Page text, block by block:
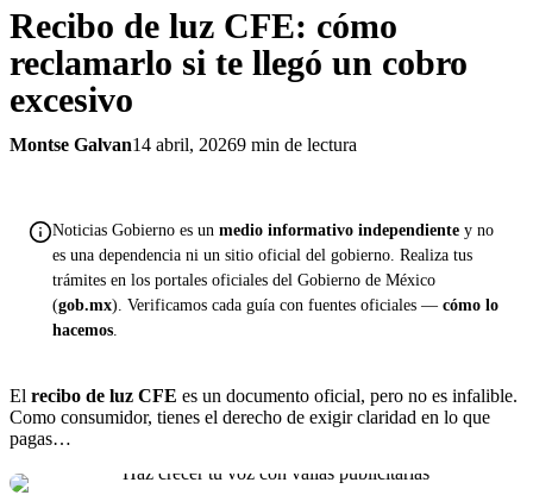
Recibo de luz CFE: cómo
reclamarlo si te llegó un cobro
excesivo
Montse Galvan14 abril, 20269 min de lectura
Noticias Gobierno es un medio informativo independiente y no
es una dependencia ni un sitio oficial del gobierno. Realiza tus
trámites en los portales oficiales del Gobierno de México
(gob.mx). Verificamos cada guía con fuentes oficiales — cómo lo
hacemos.
El recibo de luz CFE es un documento oficial, pero no es infalible.
Como consumidor, tienes el derecho de exigir claridad en lo que
pagas…